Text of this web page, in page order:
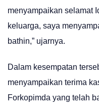
menyampaikan selamat
keluarga, saya
bathin,” ujarnya.
Dalam kesempatan
menyampaikan terima
Forkopimda yang telah